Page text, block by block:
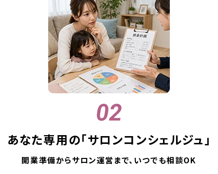
あなた専用の「サロンコンシェルジュ」
開業準備からサロン運営まで、いつでも相談OK